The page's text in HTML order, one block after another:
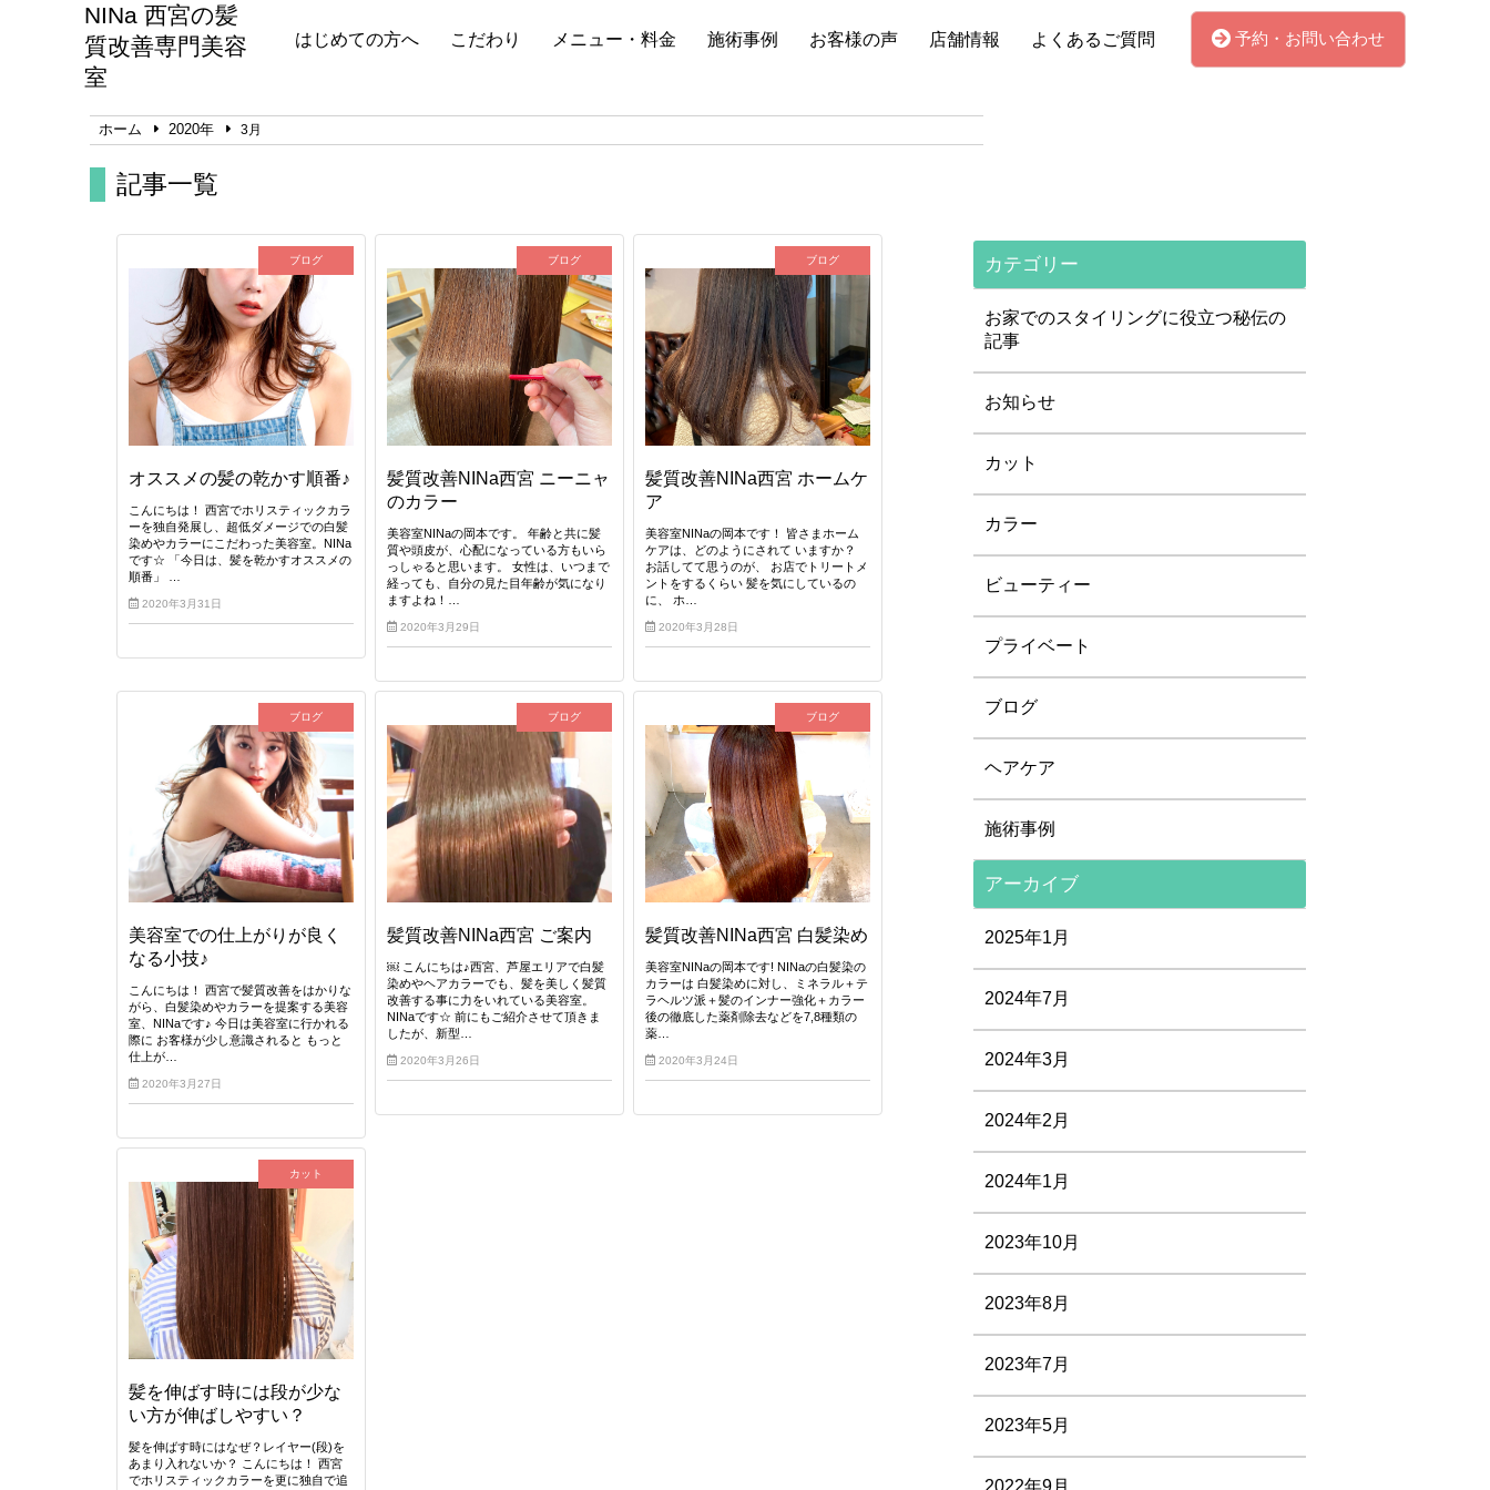
NINa 西宮の髪
質改善専門美容
室
はじめての方へ こだわり メニュー・料金 施術事例 お客様の声 店舗情報 よくあるご質問 予約・お問い合わせ
ホーム 2020年 3月
記事一覧
ブログ
オススメの髪の乾かす順番♪
こんにちは！ 西宮でホリスティックカラ
ーを独自発展し、超低ダメージでの白髪
染めやカラーにこだわった美容室。NINa
です☆ 「今日は、髪を乾かすオススメの
順番」 …
2020年3月31日
ブログ
髪質改善NINa西宮 ニーニャ
のカラー
美容室NINaの岡本です。 年齢と共に髪
質や頭皮が、心配になっている方もいら
っしゃると思います。 女性は、いつまで
経っても、自分の見た目年齢が気になり
ますよね！…
2020年3月29日
ブログ
髪質改善NINa西宮 ホームケ
ア
美容室NINaの岡本です！ 皆さまホーム
ケアは、どのようにされて いますか？
お話してて思うのが、 お店でトリートメ
ントをするくらい 髪を気にしているの
に、 ホ…
2020年3月28日
ブログ
美容室での仕上がりが良く
なる小技♪
こんにちは！ 西宮で髪質改善をはかりな
がら、白髪染めやカラーを提案する美容
室、NINaです♪ 今日は美容室に行かれる
際に お客様が少し意識されると もっと
仕上が…
2020年3月27日
ブログ
髪質改善NINa西宮 ご案内
￼ こんにちは♪西宮、芦屋エリアで白髪
染めやヘアカラーでも、髪を美しく髪質
改善する事に力をいれている美容室。
NINaです☆ 前にもご紹介させて頂きま
したが、新型…
2020年3月26日
ブログ
髪質改善NINa西宮 白髪染め
美容室NINaの岡本です! NINaの白髪染の
カラーは 白髪染めに対し、ミネラル＋テ
ラヘルツ派＋髪のインナー強化＋カラー
後の徹底した薬剤除去などを7,8種類の
薬…
2020年3月24日
カット
髪を伸ばす時には段が少な
い方が伸ばしやすい？
髪を伸ばす時にはなぜ？レイヤー(段)を
あまり入れないか？ こんにちは！ 西宮
でホリスティックカラーを更に独自で追
カテゴリー
お家でのスタイリングに役立つ秘伝の
記事
お知らせ
カット
カラー
ビューティー
プライベート
ブログ
ヘアケア
施術事例
アーカイブ
2025年1月
2024年7月
2024年3月
2024年2月
2024年1月
2023年10月
2023年8月
2023年7月
2023年5月
2022年9月